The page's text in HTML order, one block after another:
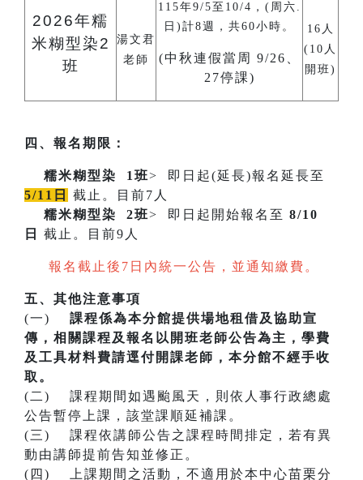
2026年糯
米糊型染2
班
湯文君
老師
115年9/5至10/4，(周六.
日)計8週，共60小時。
(中秋連假當周 9/26、
27停課)
16人
(10人
開班)
四、報名期限：
糯米糊型染 1班> 即日起(延長)報名延長至
5/11日
截止。目前7人
糯米糊型染
2班> 即日起開始報名至 8/10
日 截止。目前9人
報名截止後7日內統一公告，並通知繳費。
五、其他注意事項
(一) 課程係為本分館提供場地租借及協助宣
傳，相關課程及報名以開班老師公告為主，學費
及工具材料費請逕付開課老師，本分館不經手收
取。
(二) 課程期間如遇颱風天，則依人事行政總處
公告暫停上課，該堂課順延補課。
(三) 課程依講師公告之課程時間排定，若有異
動由講師提前告知並修正。
(四) 上課期間之活動，不適用於本中心苗栗分